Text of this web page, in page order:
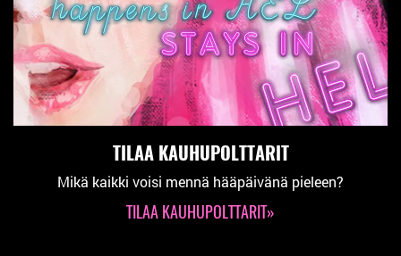
TILAA KAUHUPOLTTARIT
Mikä kaikki voisi mennä hääpäivänä pieleen?
TILAA KAUHUPOLTTARIT»